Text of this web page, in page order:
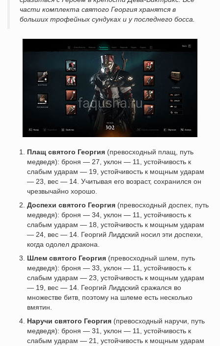
части комплекта святого Георгия хранятся в
больших трофейных сундуках и у последнего босса.
Плащ святого Георгия (превосходный плащ, путь
медведя): броня — 27, уклон — 11, устойчивость к
слабым ударам — 19, устойчивость к мощным ударам
— 23, вес — 14. Учитывая его возраст, сохранился он
чрезвычайно хорошо.
Доспехи святого Георгия (превосходный доспех, путь
медведя): броня — 34, уклон — 11, устойчивость к
слабым ударам — 18, устойчивость к мощным ударам
— 24, вес — 14. Георгий Лиддский носил эти доспехи,
когда одолел дракона.
Шлем святого Георгия (превосходный шлем, путь
медведя): броня — 33, уклон — 11, устойчивость к
слабым ударам — 23, устойчивость к мощным ударам
— 19, вес — 14. Георгий Лиддский сражался во
множестве битв, поэтому на шлеме есть несколько
вмятин.
Наручи святого Георгия (превосходный наручи, путь
медведя): броня — 31, уклон — 11, устойчивость к
слабым ударам — 21, устойчивость к мощным ударам